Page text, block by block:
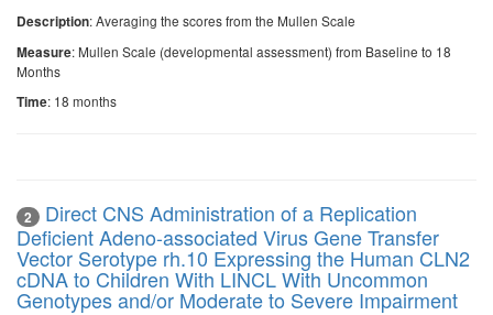
Description: Averaging the scores from the Mullen Scale
Measure: Mullen Scale (developmental assessment) from Baseline to 18
Months
Time: 18 months
2
Direct CNS Administration of a Replication
Deficient Adeno-associated Virus Gene Transfer
Vector Serotype rh.10 Expressing the Human CLN2
cDNA to Children With LINCL With Uncommon
Genotypes and/or Moderate to Severe Impairment